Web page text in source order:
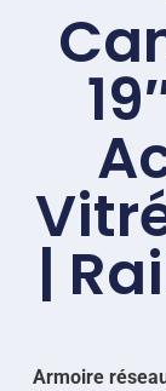
|
Armoire